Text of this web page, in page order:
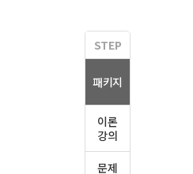
STEP
패키지
이론
강의
문제